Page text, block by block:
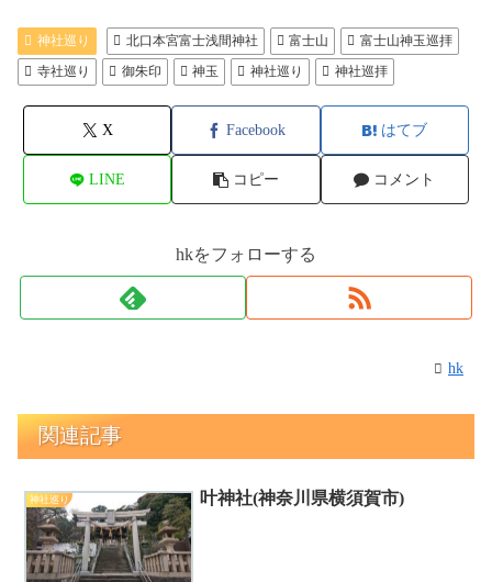
神社巡り 北口本宮富士浅間神社 富士山
富士山神玉巡拝
寺社巡り
御朱印 神玉 神社巡り 神社巡拝
X Facebook はてブ
LINE コピー コメント
hkをフォローする
hk
関連記事
神社巡り 叶神社(神奈川県横須賀市)